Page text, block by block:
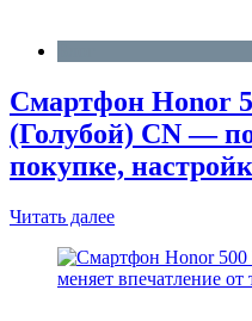
Смартфон Honor
(Голубой) CN —
покупке,
Читать далее